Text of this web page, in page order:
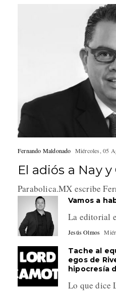
Fernando Maldonado Miércoles, 05
El adiós a Nay y
Parabolica.MX escribe
Vamos a
La editorial
Jesús Olmos
Tache al
egos de
hipocresía
Lo que dice